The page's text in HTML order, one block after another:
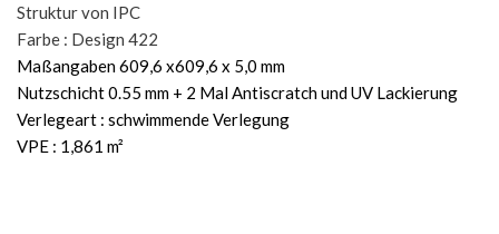
Struktur von IPC
Farbe : Design 422
Maßangaben 609,6 x609,6 x 5,0 mm
Nutzschicht 0.55 mm + 2 Mal Antiscratch und UV Lackierung
Verlegeart : schwimmende Verlegung
VPE : 1,861 m²